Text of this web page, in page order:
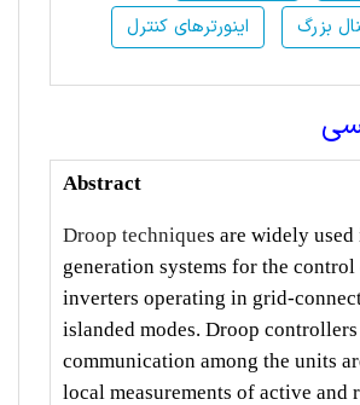
اینورترهای کنترل
بزرگ
Abstract
Droop techniques are widely
generation systems for the
inverters operating in grid-
islanded modes. Droop
communication among the units
local measurements of active and